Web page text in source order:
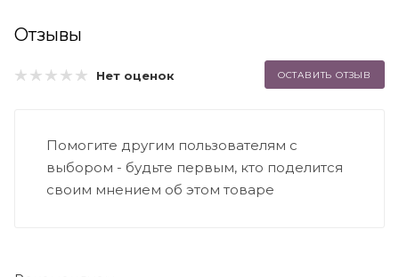
Отзывы
Нет оценок ОСТАВИТЬ ОТЗЫВ
Помогите другим пользователям с
выбором - будьте первым, кто поделится
своим мнением об этом товаре